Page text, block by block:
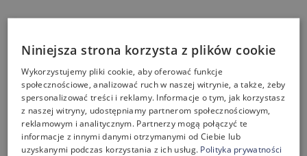
Niniejsza strona korzysta z plików cookie
Wykorzystujemy pliki cookie, aby oferować funkcje
społecznościowe, analizować ruch w naszej witrynie, a także, żeby
spersonalizować treści i reklamy. Informacje o tym, jak korzystasz
z naszej witryny, udostępniamy partnerom społecznościowym,
reklamowym i analitycznym. Partnerzy mogą połączyć te
informacje z innymi danymi otrzymanymi od Ciebie lub
uzyskanymi podczas korzystania z ich usług. Polityka prywatności